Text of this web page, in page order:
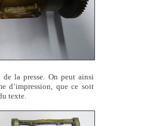
la presse. On peut ainsi
d’impression, que ce soit
texte.